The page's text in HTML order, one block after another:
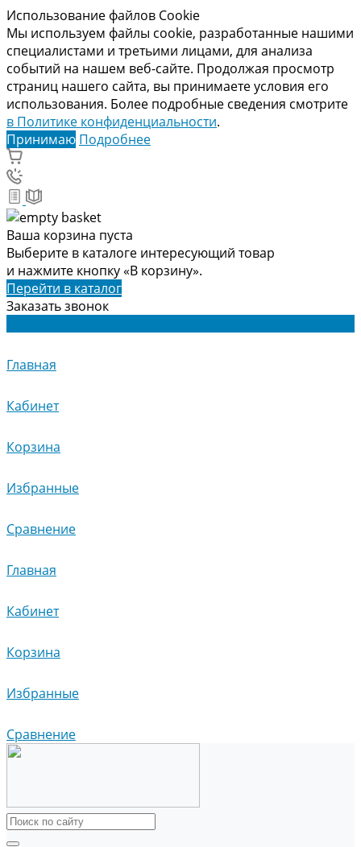
Использование файлов Cookie
Мы используем файлы cookie, разработанные нашими
специалистами и третьими лицами, для анализа
событий на нашем веб-сайте. Продолжая просмотр
страниц нашего сайта, вы принимаете условия его
использования. Более подробные сведения смотрите
в Политике конфиденциальности.
Принимаю Подробнее
Ваша корзина пуста
Выберите в каталоге интересующий товар
и нажмите кнопку «В корзину».
Перейти в каталог
Заказать звонок
Главная
Кабинет
Корзина
Избранные
Сравнение
Главная
Кабинет
Корзина
Избранные
Сравнение